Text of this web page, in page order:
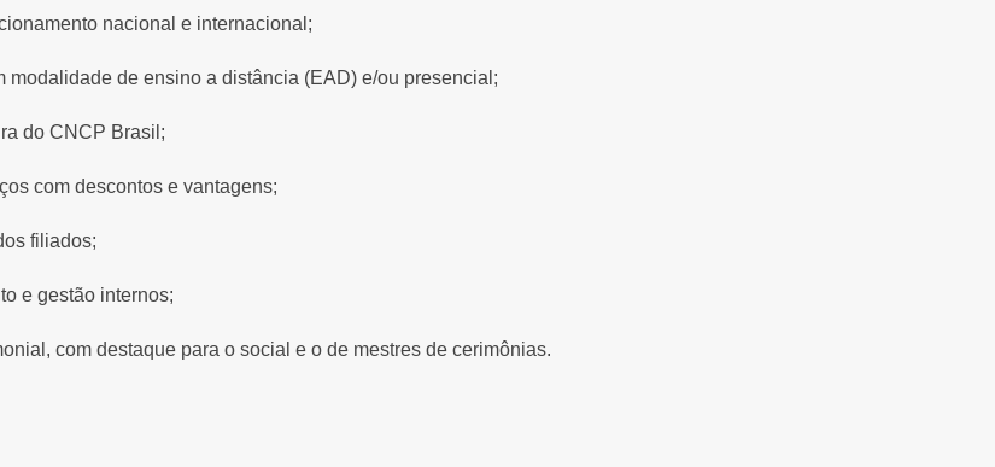
nacional e internacional;
de ensino a distância (EAD) e/ou presencial;
do CNCP Brasil;
com descontos e vantagens;
filiados;
e gestão internos;
com destaque para o social e o de mestres de cerimônias.